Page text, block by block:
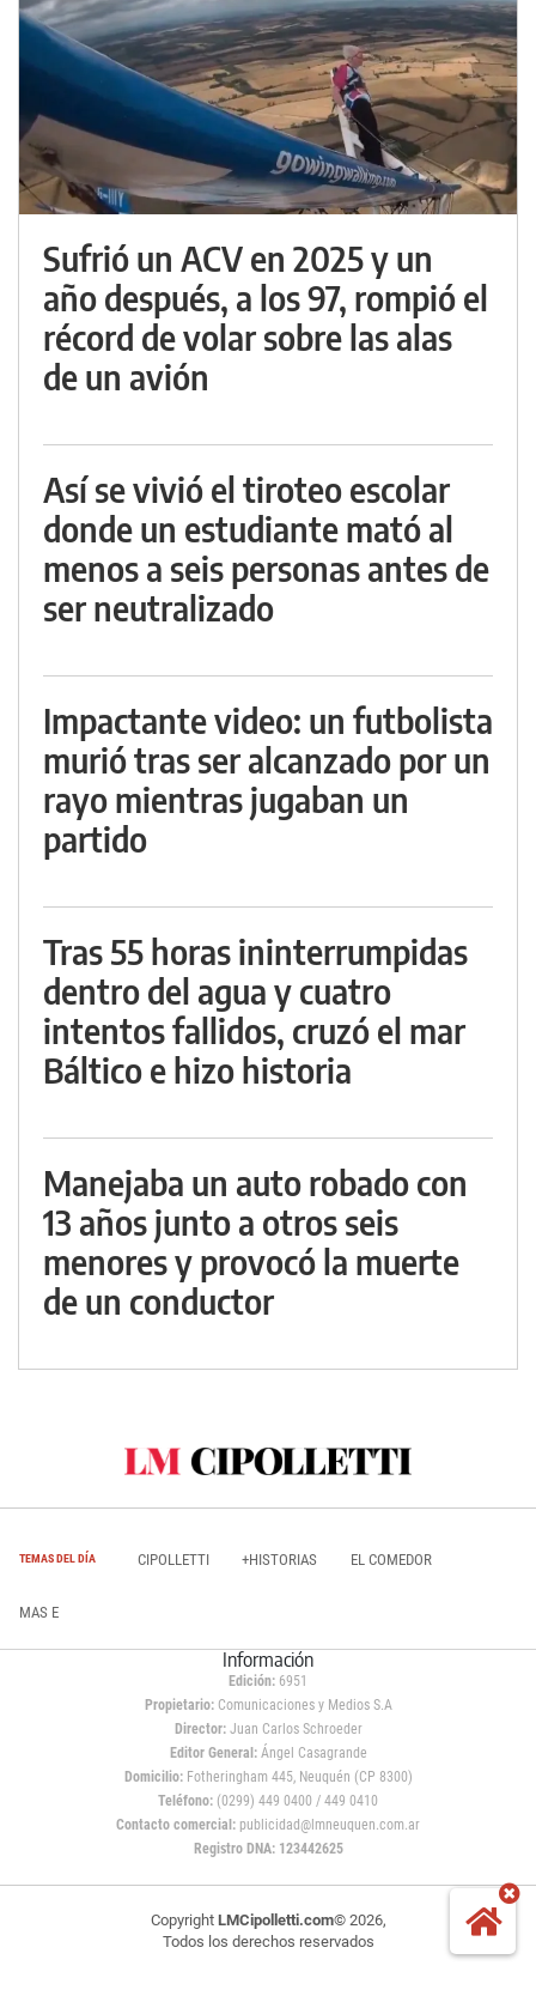
Sufrió un ACV en 2025 y un
año después, a los 97, rompió el
récord de volar sobre las alas
de un avión
Así se vivió el tiroteo escolar
donde un estudiante mató al
menos a seis personas antes de
ser neutralizado
Impactante video: un futbolista
murió tras ser alcanzado por un
rayo mientras jugaban un
partido
Tras 55 horas ininterrumpidas
dentro del agua y cuatro
intentos fallidos, cruzó el mar
Báltico e hizo historia
Manejaba un auto robado con
13 años junto a otros seis
menores y provocó la muerte
de un conductor
TEMAS DEL DÍA CIPOLLETTI +HISTORIAS EL COMEDOR
MAS E
Información
Edición: 6951
Propietario:Comunicaciones y Medios S.A
Director: Juan Carlos Schroeder
Editor General:Ángel Casagrande
Domicilio:Fotheringham 445, Neuquén (CP 8300)
Teléfono: (0299) 449 0400 / 449 0410
Contacto comercial: publicidad@lmneuquen.com.ar
Registro DNA: 123442625
Copyright LMCipolletti.com© 2026,
Todos los derechos reservados